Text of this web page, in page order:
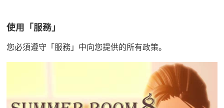
使用「服務」
您必須遵守「服務」中向您提供的所有政策。